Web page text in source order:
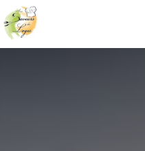
Panneau de gestion des cookies